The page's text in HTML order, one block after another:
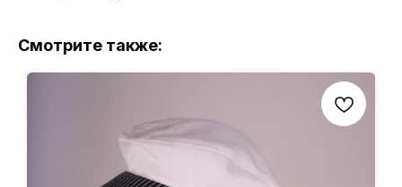
Смотрите также: